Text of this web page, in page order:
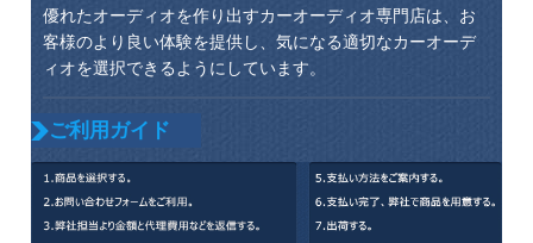
優れたオーディオを作り出すカーオーディオ専門店は、お
客様のより良い体験を提供し、気になる適切なカーオーデ
ィオを選択できるようにしています。
ご利用ガイド